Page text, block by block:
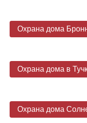
Охрана дома
Охрана дома в
Охрана дома